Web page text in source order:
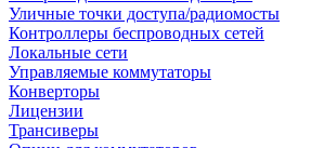
Уличные точки доступа/радиомосты
Контроллеры беспроводных сетей
Локальные сети
Управляемые коммутаторы
Конверторы
Лицензии
Трансиверы